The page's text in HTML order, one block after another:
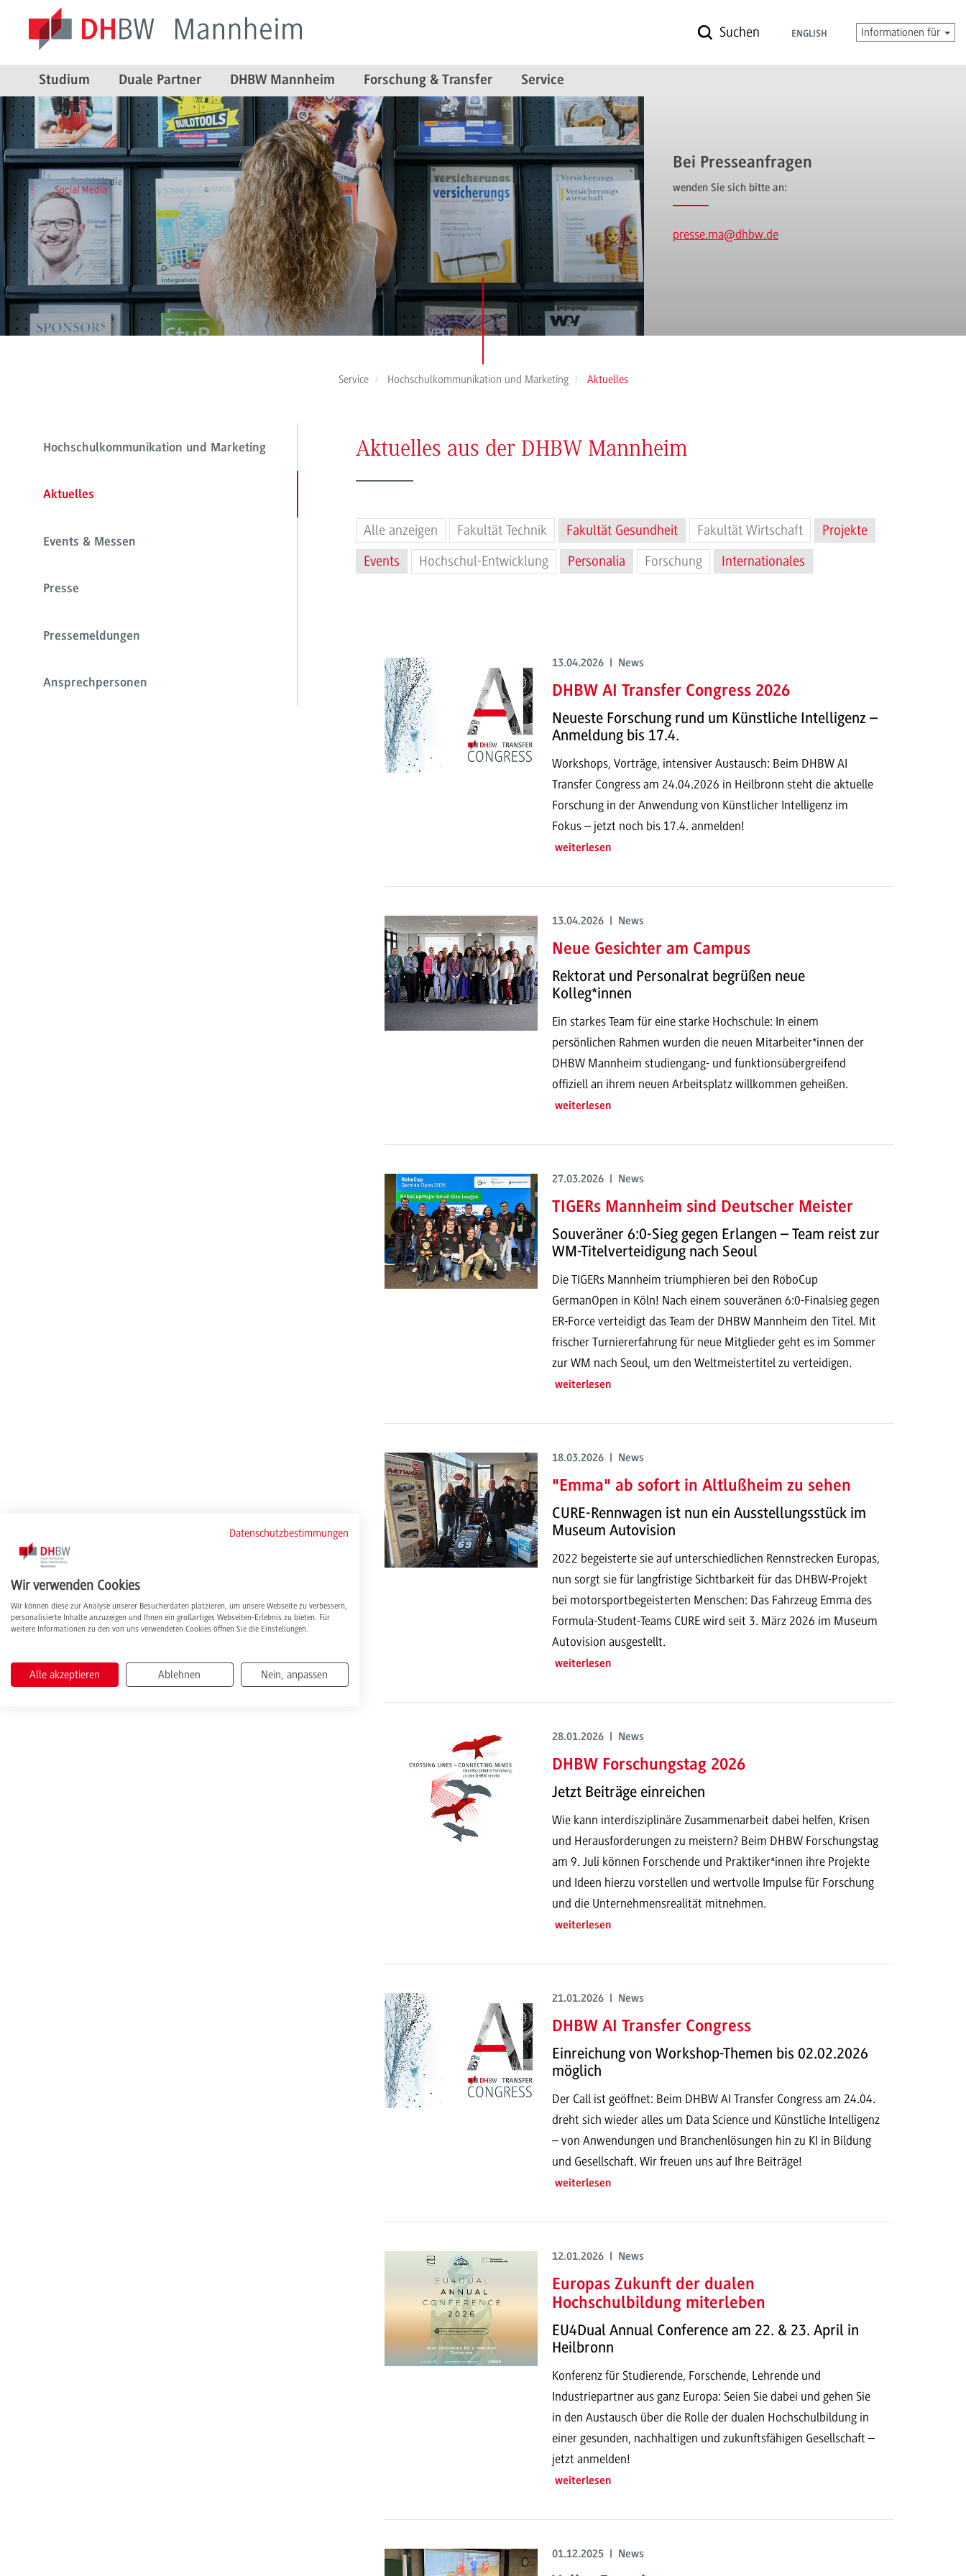
Suchen ENGLISH Informationen für
Studium Duale Partner DHBW Mannheim Forschung & Transfer Service
Bei Presseanfragen
wenden Sie sich bitte an:
presse.ma@dhbw.de
Service Hochschulkommunikation und Marketing Aktuelles
Hochschulkommunikation und Marketing
Aktuelles
Events & Messen
Presse
Pressemeldungen
Ansprechpersonen
Aktuelles aus der DHBW Mannheim
Alle anzeigen Fakultät Technik Fakultät Gesundheit Fakultät Wirtschaft
Projekte
Events
Hochschul-Entwicklung Personalia Forschung Internationales
13.04.2026 | News
DHBW AI Transfer Congress 2026
Neueste Forschung rund um Künstliche Intelligenz –
Anmeldung bis 17.4.
Workshops, Vorträge, intensiver Austausch: Beim DHBW AI
Transfer Congress am 24.04.2026 in Heilbronn steht die aktuelle
Forschung in der Anwendung von Künstlicher Intelligenz im
Fokus – jetzt noch bis 17.4. anmelden!
weiterlesen
13.04.2026 | News
Neue Gesichter am Campus
Rektorat und Personalrat begrüßen neue
Kolleg*innen
Ein starkes Team für eine starke Hochschule: In einem
persönlichen Rahmen wurden die neuen Mitarbeiter*innen der
DHBW Mannheim studiengang- und funktionsübergreifend
offiziell an ihrem neuen Arbeitsplatz willkommen geheißen.
weiterlesen
27.03.2026 | News
TIGERs Mannheim sind Deutscher Meister
Souveräner 6:0-Sieg gegen Erlangen – Team reist zur
WM-Titelverteidigung nach Seoul
Die TIGERs Mannheim triumphieren bei den RoboCup
GermanOpen in Köln! Nach einem souveränen 6:0-Finalsieg gegen
ER-Force verteidigt das Team der DHBW Mannheim den Titel. Mit
frischer Turniererfahrung für neue Mitglieder geht es im Sommer
zur WM nach Seoul, um den Weltmeistertitel zu verteidigen.
weiterlesen
18.03.2026 | News
"Emma" ab sofort in Altlußheim zu sehen
CURE-Rennwagen ist nun ein Ausstellungsstück im
Museum Autovision
2022 begeisterte sie auf unterschiedlichen Rennstrecken Europas,
nun sorgt sie für langfristige Sichtbarkeit für das DHBW-Projekt
bei motorsportbegeisterten Menschen: Das Fahrzeug Emma des
Formula-Student-Teams CURE wird seit 3. März 2026 im Museum
Autovision ausgestellt.
weiterlesen
28.01.2026 | News
DHBW Forschungstag 2026
Jetzt Beiträge einreichen
Wie kann interdisziplinäre Zusammenarbeit dabei helfen, Krisen
und Herausforderungen zu meistern? Beim DHBW Forschungstag
am 9. Juli können Forschende und Praktiker*innen ihre Projekte
und Ideen hierzu vorstellen und wertvolle Impulse für Forschung
und die Unternehmensrealität mitnehmen.
weiterlesen
21.01.2026 | News
DHBW AI Transfer Congress
Einreichung von Workshop-Themen bis 02.02.2026
möglich
Der Call ist geöffnet: Beim DHBW AI Transfer Congress am 24.04.
dreht sich wieder alles um Data Science und Künstliche Intelligenz
– von Anwendungen und Branchenlösungen hin zu KI in Bildung
und Gesellschaft. Wir freuen uns auf Ihre Beiträge!
weiterlesen
12.01.2026 | News
Europas Zukunft der dualen
Hochschulbildung miterleben
EU4Dual Annual Conference am 22. & 23. April in
Heilbronn
Konferenz für Studierende, Forschende, Lehrende und
Industriepartner aus ganz Europa: Seien Sie dabei und gehen Sie
in den Austausch über die Rolle der dualen Hochschulbildung in
einer gesunden, nachhaltigen und zukunftsfähigen Gesellschaft –
jetzt anmelden!
weiterlesen
01.12.2025 | News
Datenschutzbestimmungen
Wir verwenden Cookies
Wir können diese zur Analyse unserer Besucherdaten platzieren, um unsere Webseite zu verbessern,
personalisierte Inhalte anzuzeigen und Ihnen ein großartiges Webseiten-Erlebnis zu bieten. Für
weitere Informationen zu den von uns verwendeten Cookies öffnen Sie die Einstellungen.
Alle akzeptieren Ablehnen Nein, anpassen